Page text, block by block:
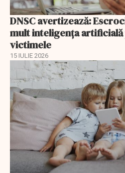
DNSC avertizează:
mult inteligența
victimele
15 IULIE 2026